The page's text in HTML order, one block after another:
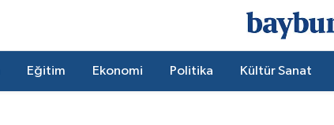
Eğitim Ekonomi Politika Kültür Sanat